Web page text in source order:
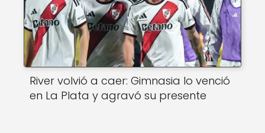
River volvió a caer: Gimnasia lo venció
en La Plata y agravó su presente